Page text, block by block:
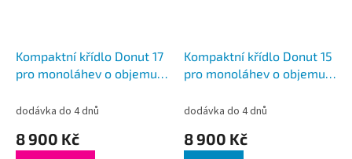
Kompaktní křídlo Donut 17
pro monoláhev o objemu
L.
dodávka do 4 dnů
8 900 Kč
Kompaktní křídlo Donut 15
pro monoláhev o objemu
dodávka do 4 dnů
8 900 Kč